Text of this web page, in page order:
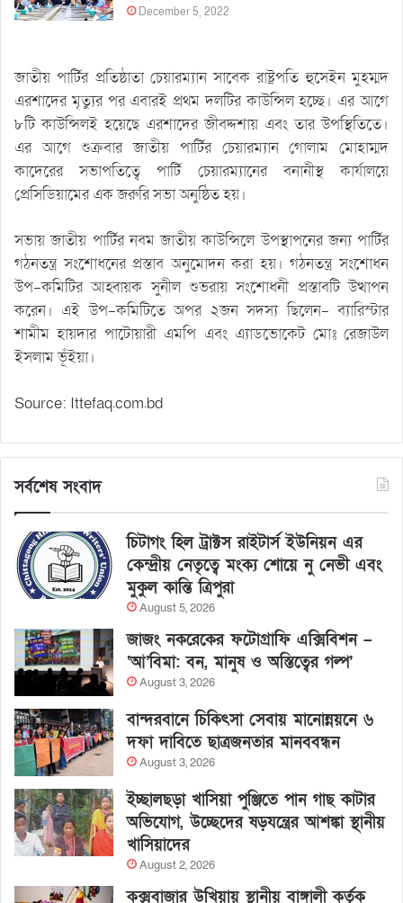
December 5, 2022
জাতীয় পার্টির প্রতিষ্ঠাতা চেয়ারম্যান সাবেক রাষ্ট্রপতি হুসেইন মুহম্মদ
এরশাদের মৃত্যুর পর এবারই প্রথম দলটির কাউন্সিল হচ্ছে। এর আগে
৮টি কাউন্সিলই হয়েছে এরশাদের জীবদ্দশায় এবং তার উপস্থিতিতে।
এর আগে শুক্রবার জাতীয় পার্টির চেয়ারম্যান গোলাম মোহাম্মদ
কাদেরের সভাপতিত্বে পার্টি চেয়ারম্যানের বনানীস্থ কার্যালয়ে
প্রেসিডিয়ামের এক জরুরি সভা অনুষ্ঠিত হয়।
সভায় জাতীয় পার্টির নবম জাতীয় কাউন্সিলে উপস্থাপনের জন্য পার্টির
গঠনতন্ত্র সংশোধনের প্রস্তাব অনুমোদন করা হয়। গঠনতন্ত্র সংশোধন
উপ-কমিটির আহ্বায়ক সুনীল শুভরায় সংশোধনী প্রস্তাবটি উত্থাপন
করেন। এই উপ-কমিটিতে অপর ২জন সদস্য ছিলেন- ব্যারিস্টার
শামীম হায়দার পাটোয়ারী এমপি এবং এ্যাডভোকেট মোঃ রেজাউল
ইসলাম ভূঁইয়া।
Source: Ittefaq.com.bd
সর্বশেষ সংবাদ
চিটাগং হিল ট্রাক্টস রাইটার্স ইউনিয়ন এর
কেন্দ্রীয় নেতৃত্বে মংক্য শোয়ে নু নেভী এবং
মুকুল কান্তি ত্রিপুরা
August 5, 2026
জাজং নকরেকের ফটোগ্রাফি এক্সিবিশন –
‘আ’বিমা: বন, মানুষ ও অস্তিত্বের গল্প’
August 3, 2026
বান্দরবানে চিকিৎসা সেবায় মানোন্নয়নে ৬
দফা দাবিতে ছাত্রজনতার মানববন্ধন
August 3, 2026
ইচ্ছালছড়া খাসিয়া পুঞ্জিতে পান গাছ কাটার
অভিযোগ, উচ্ছেদের ষড়যন্ত্রের আশঙ্কা স্থানীয়
খাসিয়াদের
August 2, 2026
কক্সবাজার উখিয়ায় স্থানীয় বাঙ্গালী কর্তৃক